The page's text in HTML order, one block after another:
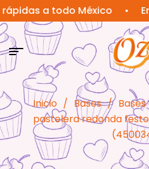
a todo México • Envío
Inicio / Bases /
pastelera redonda